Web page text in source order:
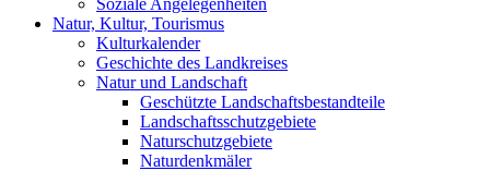
Soziale Angelegenheiten
Natur, Kultur, Tourismus
Kulturkalender
Geschichte des Landkreises
Natur und Landschaft
Geschützte Landschaftsbestandteile
Landschaftsschutzgebiete
Naturschutzgebiete
Naturdenkmäler